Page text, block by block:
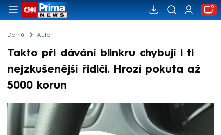
Domů Auto
Takto při dávání blinkru chybují i ti
nejzkušenější řidiči. Hrozí pokuta až
5000 korun